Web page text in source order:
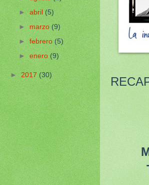
►abril(5)
►marzo(9)
►febrero(5)
►enero(9)
►2017(30)